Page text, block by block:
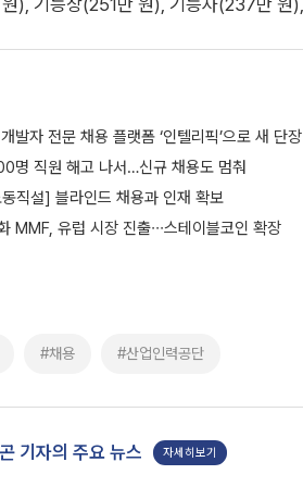
), 기능장(251만 원), 기능사(237만 원
발자 전문 채용 플랫폼 ‘인텔리픽’으로 새 단장
명 직원 해고 나서…신규 채용도 멈춰
직설] 블라인드 채용과 인재 확보
MMF, 유럽 시장 진출∙∙∙스테이블코인 확장
#채용 #산업인력공단
기자의 주요 뉴스 자세히보기